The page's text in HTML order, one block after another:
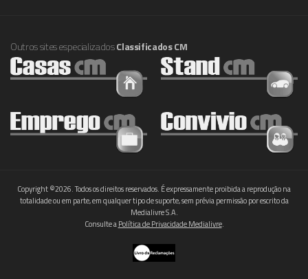
Outros sites especializadosClassificados CM
Copyright ©2026. Todos os direitos reservados. É expressamente proibida a reprodução na
totalidade ou em parte, em qualquer tipo de suporte, sem prévia permissão por escrito da
Medialivre S.A.
Consulte aPolítica de Privacidade Medialivre.